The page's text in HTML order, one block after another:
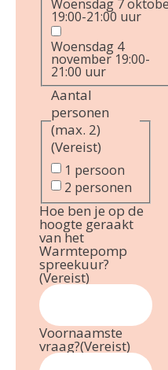
Woensdag 7
19:00-21:00 uur
Woensdag 4
november 19:00-
21:00 uur
Aantal
personen
(max. 2)
(Vereist)
1 persoon
2 personen
Hoe ben je op de
hoogte geraakt
van het
Warmtepomp
spreekuur?
(Vereist)
Voornaamste
vraag?(Vereist)